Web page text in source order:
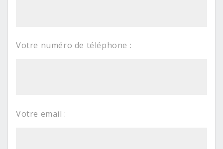
Votre numéro de téléphone :
Votre email :